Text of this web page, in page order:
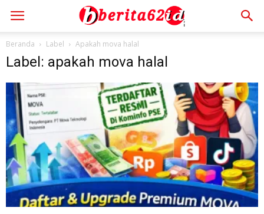
Beranda Label Apakah mova halal
Label: apakah mova halal